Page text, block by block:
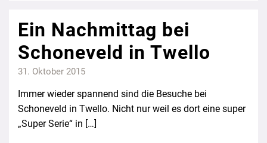
Ein Nachmittag bei
Schoneveld in Twello
31. Oktober 2015
Immer wieder spannend sind die Besuche bei
Schoneveld in Twello. Nicht nur weil es dort eine super
„Super Serie“ in […]